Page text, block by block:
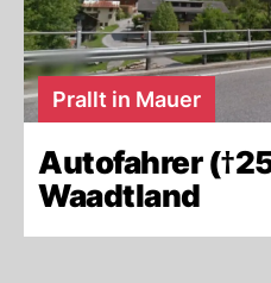
Prallt in Mauer
Autofahrer
Waadtland